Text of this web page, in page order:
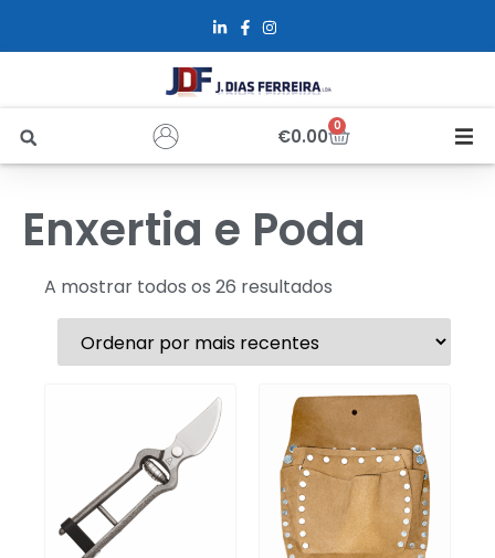
€0.00 0
Sobre Nós
Alfus
Recrutamento
Contactos
Entrar / Registar
Enxertia e Poda
A mostrar todos os 26 resultados